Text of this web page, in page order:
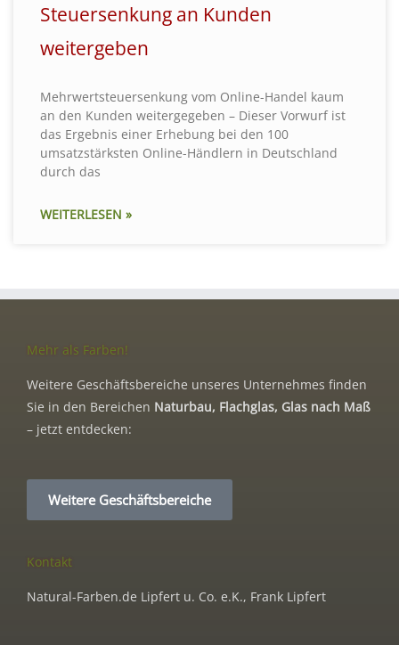
Steuersenkung an Kunden
weitergeben
Mehrwertsteuersenkung vom Online-Handel kaum
an den Kunden weitergegeben – Dieser Vorwurf ist
das Ergebnis einer Erhebung bei den 100
umsatzstärksten Online-Händlern in Deutschland
durch das
WEITERLESEN »
Mehr als Farben!
Weitere Geschäftsbereiche unseres Unternehmes finden
Sie in den Bereichen Naturbau, Flachglas, Glas nach Maß
– jetzt entdecken:
Weitere Geschäftsbereiche
Kontakt
Natural-Farben.de Lipfert u. Co. e.K., Frank Lipfert